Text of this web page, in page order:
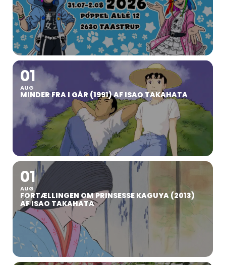
01
AUG
MINDER FRA I GÅR (1991) AF ISAO TAKAHATA
01
AUG
FORTÆLLINGEN OM PRINSESSE KAGUYA (2013)
AF ISAO TAKAHATA